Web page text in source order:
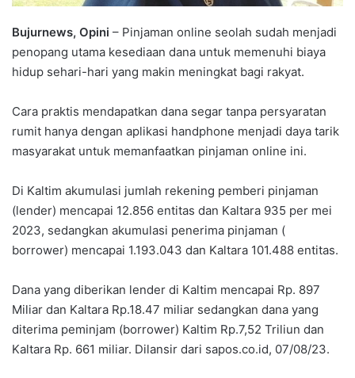
Bujurnews, Opini – Pinjaman online seolah sudah menjadi
penopang utama kesediaan dana untuk memenuhi biaya
hidup sehari-hari yang makin meningkat bagi rakyat.
Cara praktis mendapatkan dana segar tanpa persyaratan
rumit hanya dengan aplikasi handphone menjadi daya tarik
masyarakat untuk memanfaatkan pinjaman online ini.
Di Kaltim akumulasi jumlah rekening pemberi pinjaman
(lender) mencapai 12.856 entitas dan Kaltara 935 per mei
2023, sedangkan akumulasi penerima pinjaman (
borrower) mencapai 1.193.043 dan Kaltara 101.488 entitas.
Dana yang diberikan lender di Kaltim mencapai Rp. 897
Miliar dan Kaltara Rp.18.47 miliar sedangkan dana yang
diterima peminjam (borrower) Kaltim Rp.7,52 Triliun dan
Kaltara Rp. 661 miliar. Dilansir dari sapos.co.id, 07/08/23.